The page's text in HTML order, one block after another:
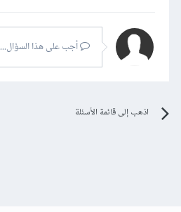
أجب على هذا السؤال...
اذهب إلى قائمة الأسئلة